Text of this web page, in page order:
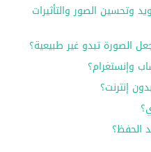
وتحسين الصور والتأثيرات
الصورة تبدو غير طبيعية؟
وإنستغرام؟
إنترنت؟
الحفظ؟